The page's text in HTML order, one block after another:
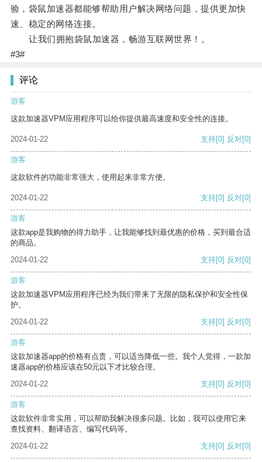
验，袋鼠加速器都能够帮助用户解决网络问题，提供更加快
速、稳定的网络连接。
让我们拥抱袋鼠加速器，畅游互联网世界！。
#3#
评论
游客
这款加速器VPM应用程序可以给你提供最高速度和安全性的连接。
2024-01-22 支持[0] 反对[0]
游客
这款软件的功能非常强大，使用起来非常方便。
2024-01-22 支持[0] 反对[0]
游客
这款app是我购物的得力助手，让我能够找到最优惠的价格，买到最合适
的商品。
2024-01-22
支持[0] 反对[0]
游客
这款加速器VPM应用程序已经为我们带来了无限的隐私保护和安全性保
护。
2024-01-22
支持[0] 反对[0]
游客
这款加速器app的价格有点贵，可以适当降低一些。我个人觉得，一款加
速器app的价格应该在50元以下才比较合理。
2024-01-22
支持[0] 反对[0]
游客
这款软件非常实用，可以帮助我解决很多问题。比如，我可以使用它来
查找资料、翻译语言、编写代码等。
2024-01-22
支持[0] 反对[0]